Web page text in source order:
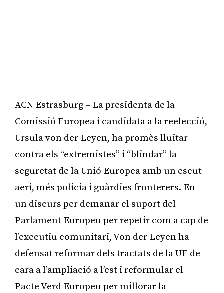
ACN Estrasburg – La presidenta de la
Comissió Europea i candidata a la reelecció,
Ursula von der Leyen, ha promès lluitar
contra els “extremistes” i “blindar” la
seguretat de la Unió Europea amb un escut
aeri, més policia i guàrdies fronterers. En
un discurs per demanar el suport del
Parlament Europeu per repetir com a cap de
l’executiu comunitari, Von der Leyen ha
defensat reformar dels tractats de la UE de
cara a l’ampliació a l’est i reformular el
Pacte Verd Europeu per millorar la